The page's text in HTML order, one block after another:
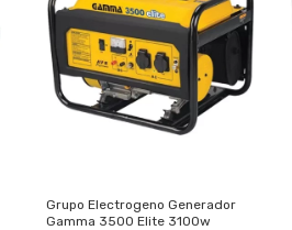
Grupo Electrogeno Generador
Gamma 3500 Elite 3100w